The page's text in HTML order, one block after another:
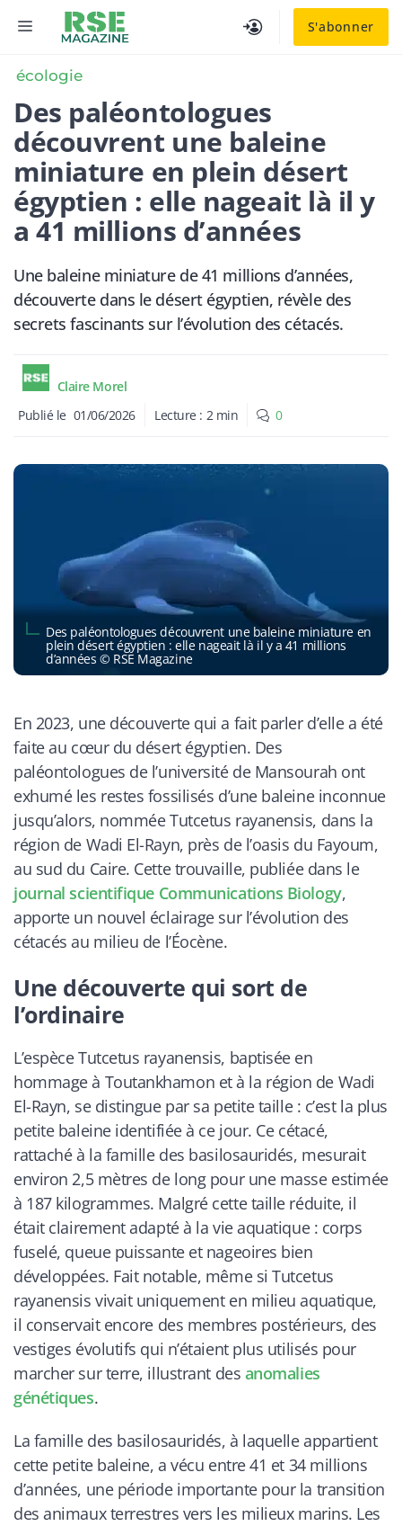
S'abonner
MENU
écologie
Des paléontologues
découvrent une baleine
miniature en plein désert
égyptien : elle nageait là il y
a 41 millions d’années
Une baleine miniature de 41 millions d’années,
découverte dans le désert égyptien, révèle des
secrets fascinants sur l’évolution des cétacés.
Claire Morel
Publié le 01/06/2026 Lecture : 2 min 0
Des paléontologues découvrent une baleine miniature en
plein désert égyptien : elle nageait là il y a 41 millions
d’années © RSE Magazine
En 2023, une découverte qui a fait parler d’elle a été
faite au cœur du désert égyptien. Des
paléontologues de l’université de Mansourah ont
exhumé les restes fossilisés d’une baleine inconnue
jusqu’alors, nommée Tutcetus rayanensis, dans la
région de Wadi El-Rayn, près de l’oasis du Fayoum,
au sud du Caire. Cette trouvaille, publiée dans le
journal scientifique Communications Biology,
apporte un nouvel éclairage sur l’évolution des
cétacés au milieu de l’Éocène.
Une découverte qui sort de
l’ordinaire
L’espèce Tutcetus rayanensis, baptisée en
hommage à Toutankhamon et à la région de Wadi
El-Rayn, se distingue par sa petite taille : c’est la plus
petite baleine identifiée à ce jour. Ce cétacé,
rattaché à la famille des basilosauridés, mesurait
environ 2,5 mètres de long pour une masse estimée
à 187 kilogrammes. Malgré cette taille réduite, il
était clairement adapté à la vie aquatique : corps
fuselé, queue puissante et nageoires bien
développées. Fait notable, même si Tutcetus
rayanensis vivait uniquement en milieu aquatique,
il conservait encore des membres postérieurs, des
vestiges évolutifs qui n’étaient plus utilisés pour
marcher sur terre, illustrant des anomalies
génétiques.
La famille des basilosauridés, à laquelle appartient
cette petite baleine, a vécu entre 41 et 34 millions
d’années, une période importante pour la transition
des animaux terrestres vers les milieux marins. Les